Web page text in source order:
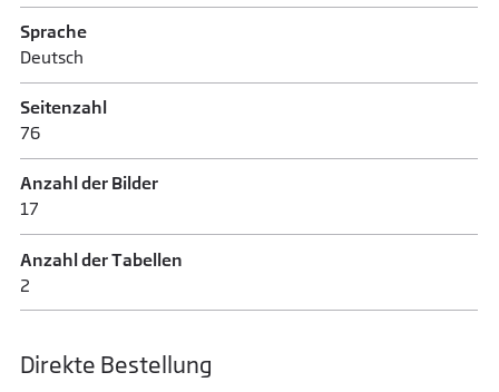
Sprache
Deutsch
Seitenzahl
76
Anzahl der Bilder
17
Anzahl der Tabellen
2
Direkte Bestellung